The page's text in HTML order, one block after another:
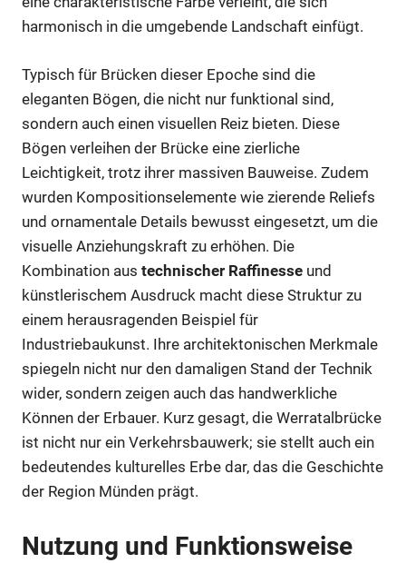
harmonisch in die umgebende Landschaft einfügt.
Typisch für Brücken dieser Epoche sind die
eleganten Bögen, die nicht nur funktional sind,
sondern auch einen visuellen Reiz bieten. Diese
Bögen verleihen der Brücke eine zierliche
Leichtigkeit, trotz ihrer massiven Bauweise. Zudem
wurden Kompositionselemente wie zierende Reliefs
und ornamentale Details bewusst eingesetzt, um die
visuelle Anziehungskraft zu erhöhen. Die
Kombination aus technischer Raffinesse und
künstlerischem Ausdruck macht diese Struktur zu
einem herausragenden Beispiel für
Industriebaukunst. Ihre architektonischen Merkmale
spiegeln nicht nur den damaligen Stand der Technik
wider, sondern zeigen auch das handwerkliche
Können der Erbauer. Kurz gesagt, die Werratalbrücke
ist nicht nur ein Verkehrsbauwerk; sie stellt auch ein
bedeutendes kulturelles Erbe dar, das die Geschichte
der Region Münden prägt.
Nutzung und Funktionsweise